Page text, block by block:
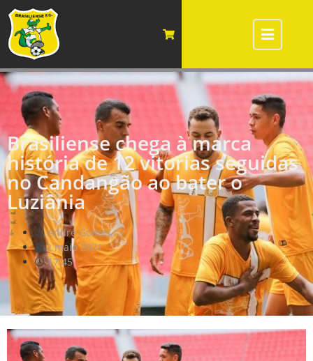
Brasiliense chega à marca
história de 12 vitorias seguidas
no Candangão ao bater o
Luziânia
André Gomes
2 maio 2021
17:45